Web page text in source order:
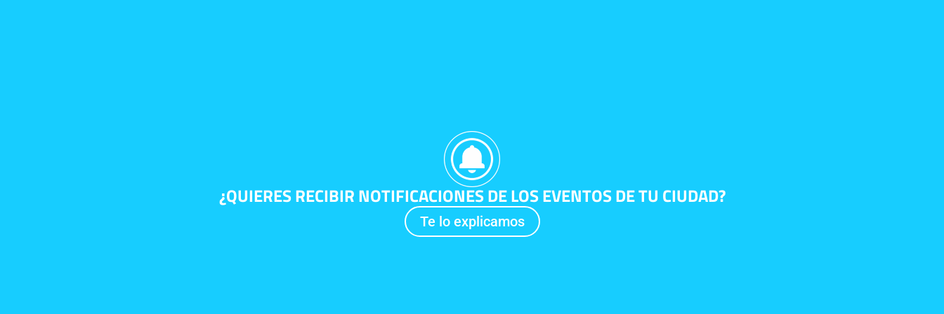
¿QUIERES RECIBIR NOTIFICACIONES DE LOS EVENTOS DE TU CIUDAD?
Te lo explicamos